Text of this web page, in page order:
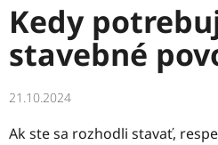
Kedy
stavebné
21.10.2024
Ak ste sa rozhodli stavať,